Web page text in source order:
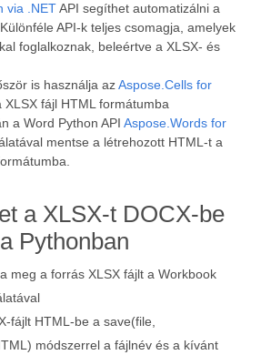
via .NETAPI segíthet automatizálni a
API-k teljes csomagja, amelyek
foglalkoznak, beleértve a XLSX- és
is használja azAspose.Cells for
XLSX fájl HTML formátumba
a Word Python API Aspose.Words for
mentse a létrehozott HTML-t a
a XLSX-t DOCX-be
Pythonban
meg a forrás XLSX fájlt a Workbook
fájlt HTML-be a save(file,
módszerrel a fájlnév és a kívánt